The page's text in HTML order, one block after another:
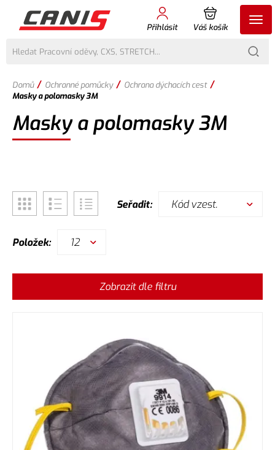
Přihlásit Váš košík
Domů / Ochranné pomůcky / Ochrana dýchacích cest /
Masky a polomasky 3M
Masky a polomasky 3M
Seřadit: Kód vzest.
Položek: 12
Zobrazit dle filtru